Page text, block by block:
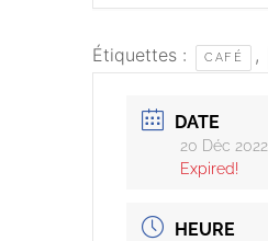
Étiquettes : CAFÉ ,
DATE
20 Déc 2022
Expired!
HEURE